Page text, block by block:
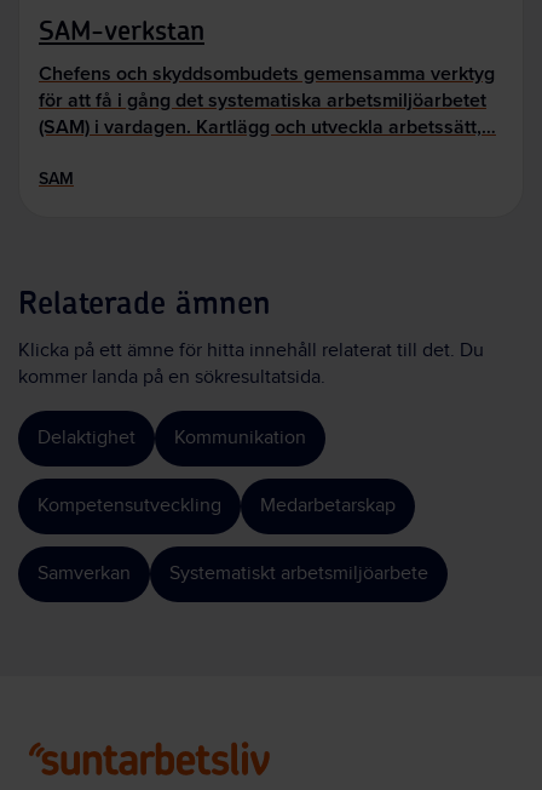
SAM-verkstan
Chefens och skyddsombudets gemensamma verktyg
för att få i gång det systematiska arbetsmiljöarbetet
(SAM) i vardagen. Kartlägg och utveckla arbetssätt,…
SAM
Relaterade ämnen
Klicka på ett ämne för hitta innehåll relaterat till det. Du
kommer landa på en sökresultatsida.
Delaktighet Kommunikation
Kompetensutveckling Medarbetarskap
Samverkan Systematiskt arbetsmiljöarbete